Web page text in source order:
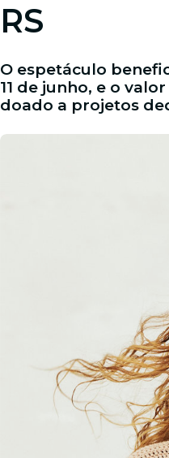
RS
O espetáculo
11 de junho, e o
doado a projetos